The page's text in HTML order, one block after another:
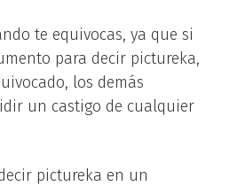
te equivocas, ya que si
para decir pictureka,
los demás
un castigo de cualquier
pictureka en un